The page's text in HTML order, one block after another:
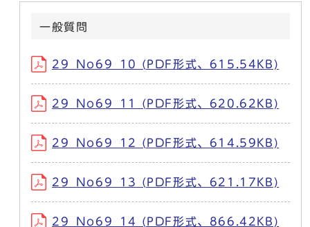
一般質問
29_No69_10 (PDF形式、615.54KB)
29_No69_11 (PDF形式、620.62KB)
29_No69_12 (PDF形式、614.59KB)
29_No69_13 (PDF形式、621.17KB)
29_No69_14 (PDF形式、866.42KB)